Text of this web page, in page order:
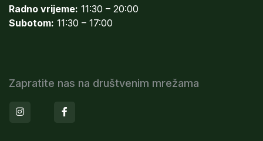
Radno vrijeme: 11:30 – 20:00
Subotom: 11:30 – 17:00
Zapratite nas na društvenim mrežama
Instagram